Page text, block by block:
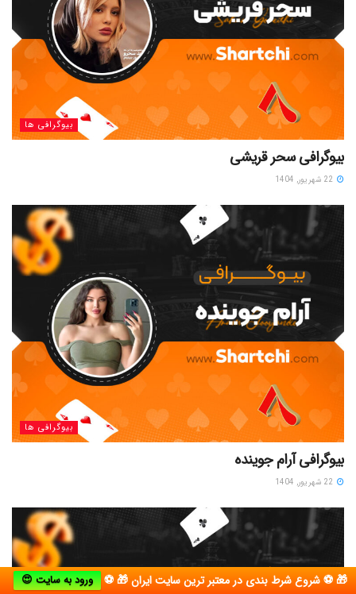
بیوگرافی ها
بیوگرافی سحر قریشی
بیوگرافی ها
بیوگرافی آرام جوینده
🎁 ⚽ شروع شرط بندی در معتبر ترین سایت ایران 🎁 ⚽ ورود به سایت 😍